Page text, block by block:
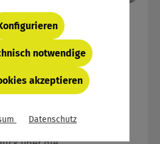
für die
notwendige
akzeptieren
Datenschutz